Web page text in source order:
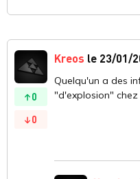
0
0
Kreos le 23/01/
Quelqu'un a des
"d'explosion" chez